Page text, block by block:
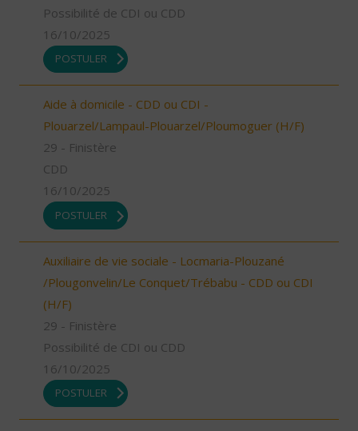
Possibilité de CDI ou CDD
16/10/2025
POSTULER
Aide à domicile - CDD ou CDI -
Plouarzel/Lampaul-Plouarzel/Ploumoguer (H/F)
29 - Finistère
CDD
16/10/2025
POSTULER
Auxiliaire de vie sociale - Locmaria-Plouzané
/Plougonvelin/Le Conquet/Trébabu - CDD ou CDI
(H/F)
29 - Finistère
Possibilité de CDI ou CDD
16/10/2025
POSTULER